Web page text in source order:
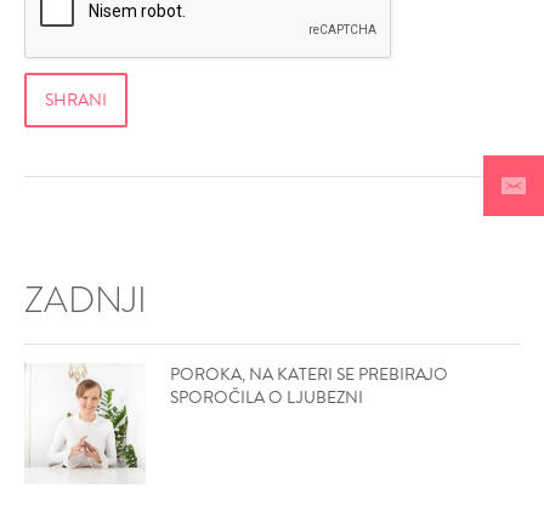
ZADNJI
POROKA, NA KATERI SE PREBIRAJO
SPOROČILA O LJUBEZNI